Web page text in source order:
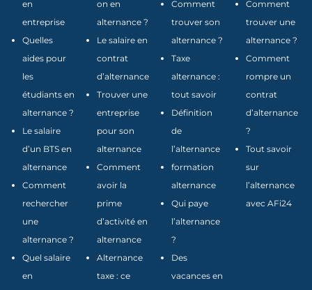
en
entreprise
Quelles
aides pour
les
étudiants en
alternance ?
Le salaire
d’un BTS en
alternance
Comment
rechercher
une
alternance ?
Quel salaire
en
on en
alternance ?
Le salaire en
contrat
d’alternance
Trouver une
entreprise
pour son
alternance
Comment
avoir la
prime
d’activité en
alternance
Alternance
taxe : ce
Comment
trouver son
alternance ?
Taxe
alternance :
tout savoir
Définition
de
l’alternance
formation
alternance
Qui paye
l’alternance
?
Des
vacances en
Comment
trouver une
alternance ?
Comment
rompre un
contrat
d’alternance
?
Tout savoir
sur
l’alternance
avec AFi24